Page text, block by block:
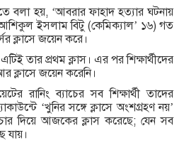
বলা হয়, ‘আবরার ফাহাদ হত্যার ঘটনায়
ইসলাম বিটু (কেমিক্যাল’ ১৬) গত
ক্লাসে জয়েন করে।
তার প্রথম ক্লাস। এর পর শিক্ষার্থীদের
ক্লাসে জয়েন করেনি।
রানিং ব্যাচের সব শিক্ষার্থী তাদের
‘খুনির সঙ্গে ক্লাসে অংশগ্রহণ নয়’
দিয়ে আজকের ক্লাস করেছে; যেন সব
যায়।